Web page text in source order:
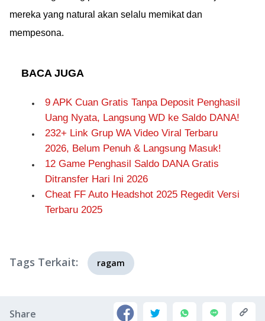
mereka yang natural akan selalu memikat dan
mempesona.
BACA JUGA
9 APK Cuan Gratis Tanpa Deposit Penghasil
Uang Nyata, Langsung WD ke Saldo DANA!
232+ Link Grup WA Video Viral Terbaru
2026, Belum Penuh & Langsung Masuk!
12 Game Penghasil Saldo DANA Gratis
Ditransfer Hari Ini 2026
Cheat FF Auto Headshot 2025 Regedit Versi
Terbaru 2025
Tags Terkait: ragam
Share